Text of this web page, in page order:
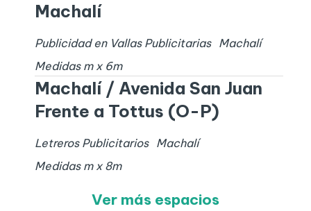
Machalí
Publicidad en Vallas Publicitarias
Machalí
Medidas m x 6m
Machalí / Avenida San Juan
Frente a Tottus (O-P)
Letreros Publicitarios
Machalí
Medidas m x 8m
Ver más espacios